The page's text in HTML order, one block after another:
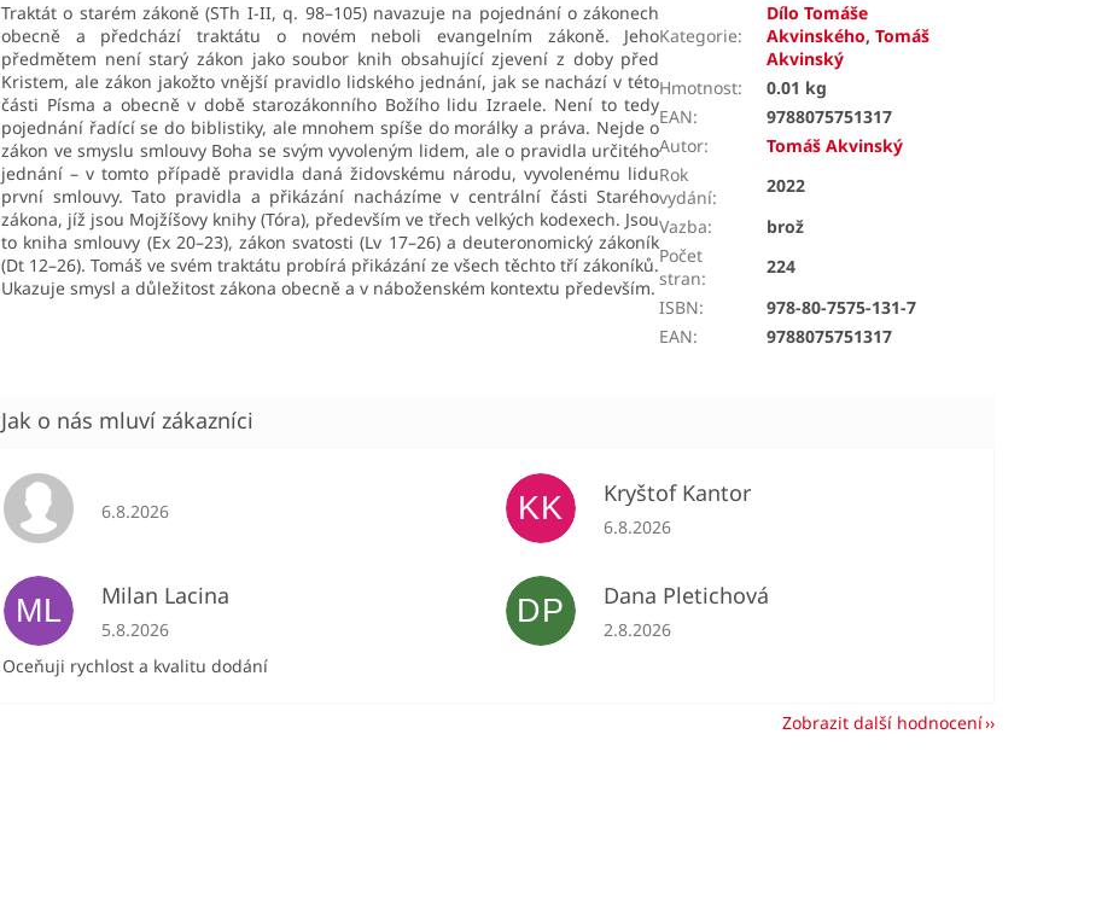
Traktát o starém zákoně (STh I-II, q. 98–105) navazuje na pojednání o zákonech
obecně a předchází traktátu o novém neboli evangelním zákoně. Jeho
předmětem není starý zákon jako soubor knih obsahující zjevení z doby před
Kristem, ale zákon jakožto vnější pravidlo lidského jednání, jak se nachází v této
části Písma a obecně v době starozákonního Božího lidu Izraele. Není to tedy
pojednání řadící se do biblistiky, ale mnohem spíše do morálky a práva. Nejde o
zákon ve smyslu smlouvy Boha se svým vyvoleným lidem, ale o pravidla určitého
jednání – v tomto případě pravidla daná židovskému národu, vyvolenému lidu
první smlouvy. Tato pravidla a přikázání nacházíme v centrální části Starého
zákona, jíž jsou Mojžíšovy knihy (Tóra), především ve třech velkých kodexech. Jsou
to kniha smlouvy (Ex 20–23), zákon svatosti (Lv 17–26) a deuteronomický zákoník
(Dt 12–26). Tomáš ve svém traktátu probírá přikázání ze všech těchto tří zákoníků.
Ukazuje smysl a důležitost zákona obecně a v náboženském kontextu především.
Kategorie:
Dílo Tomáše
Akvinského,Tomáš
Akvinský
Hmotnost:
0.01 kg
EAN:
9788075751317
Autor:
Tomáš Akvinský
Rok
vydání:
2022
Vazba:
brož
Počet
stran:
224
ISBN:
978-80-7575-131-7
EAN: 9788075751317
Hodnocení obchodu je 5 z 5 hvězdiček.
6.8.2026 KK Kryštof Kantor
Hodnocení obchodu je 5 z 5 hvězdiček.
6.8.2026
ML Milan Lacina
Hodnocení obchodu je 5 z 5 hvězdiček.
5.8.2026
Oceňuji rychlost a kvalitu dodání
DP Dana Pletichová
Hodnocení obchodu je 5 z 5 hvězdiček.
2.8.2026
Zobrazit další hodnocení